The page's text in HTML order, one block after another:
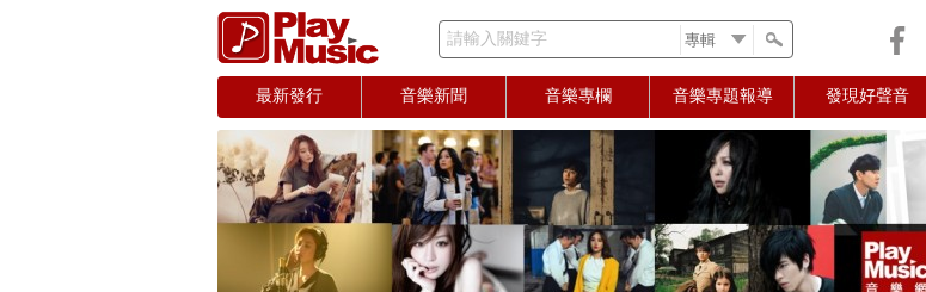
請輸入關鍵字
最新發行 音樂新聞 音樂專欄 音樂專題報導 發現好聲音